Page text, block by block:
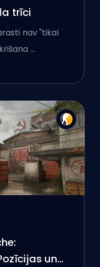
trīci
nav "tikai
…
un